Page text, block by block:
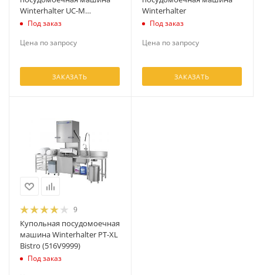
Winterhalter UC-M
(002V0020)
Под заказ
Цена по запросу
ЗАКАЗАТЬ
Winterhalter
Под заказ
Цена по запросу
ЗАКАЗАТЬ
9
Купольная посудомоечная
машина Winterhalter PT-XL
Bistro (516V9999)
Под заказ